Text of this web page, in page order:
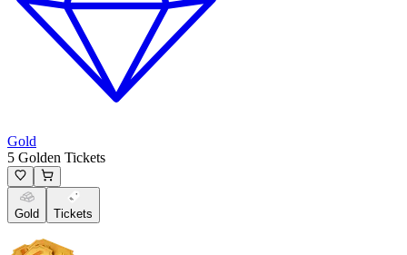
Gold
5 Golden Tickets
Gold Tickets